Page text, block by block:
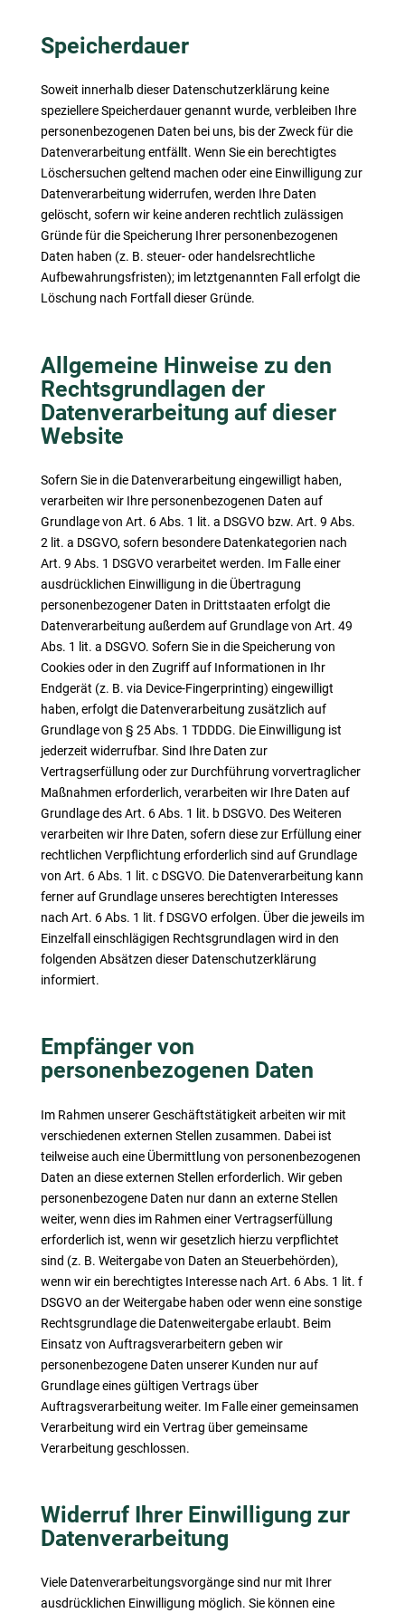
Speicherdauer
Soweit innerhalb dieser Datenschutzerklärung keine
speziellere Speicherdauer genannt wurde, verbleiben Ihre
personenbezogenen Daten bei uns, bis der Zweck für die
Datenverarbeitung entfällt. Wenn Sie ein berechtigtes
Löschersuchen geltend machen oder eine Einwilligung zur
Datenverarbeitung widerrufen, werden Ihre Daten
gelöscht, sofern wir keine anderen rechtlich zulässigen
Gründe für die Speicherung Ihrer personenbezogenen
Daten haben (z. B. steuer- oder handelsrechtliche
Aufbewahrungsfristen); im letztgenannten Fall erfolgt die
Löschung nach Fortfall dieser Gründe.
Allgemeine Hinweise zu den
Rechtsgrundlagen der
Datenverarbeitung auf dieser
Website
Sofern Sie in die Datenverarbeitung eingewilligt haben,
verarbeiten wir Ihre personenbezogenen Daten auf
Grundlage von Art. 6 Abs. 1 lit. a DSGVO bzw. Art. 9 Abs.
2 lit. a DSGVO, sofern besondere Datenkategorien nach
Art. 9 Abs. 1 DSGVO verarbeitet werden. Im Falle einer
ausdrücklichen Einwilligung in die Übertragung
personenbezogener Daten in Drittstaaten erfolgt die
Datenverarbeitung außerdem auf Grundlage von Art. 49
Abs. 1 lit. a DSGVO. Sofern Sie in die Speicherung von
Cookies oder in den Zugriff auf Informationen in Ihr
Endgerät (z. B. via Device-Fingerprinting) eingewilligt
haben, erfolgt die Datenverarbeitung zusätzlich auf
Grundlage von § 25 Abs. 1 TDDDG. Die Einwilligung ist
jederzeit widerrufbar. Sind Ihre Daten zur
Vertragserfüllung oder zur Durchführung vorvertraglicher
Maßnahmen erforderlich, verarbeiten wir Ihre Daten auf
Grundlage des Art. 6 Abs. 1 lit. b DSGVO. Des Weiteren
verarbeiten wir Ihre Daten, sofern diese zur Erfüllung einer
rechtlichen Verpflichtung erforderlich sind auf Grundlage
von Art. 6 Abs. 1 lit. c DSGVO. Die Datenverarbeitung kann
ferner auf Grundlage unseres berechtigten Interesses
nach Art. 6 Abs. 1 lit. f DSGVO erfolgen. Über die jeweils im
Einzelfall einschlägigen Rechtsgrundlagen wird in den
folgenden Absätzen dieser Datenschutzerklärung
informiert.
Empfänger von
personenbezogenen Daten
Im Rahmen unserer Geschäftstätigkeit arbeiten wir mit
verschiedenen externen Stellen zusammen. Dabei ist
teilweise auch eine Übermittlung von personenbezogenen
Daten an diese externen Stellen erforderlich. Wir geben
personenbezogene Daten nur dann an externe Stellen
weiter, wenn dies im Rahmen einer Vertragserfüllung
erforderlich ist, wenn wir gesetzlich hierzu verpflichtet
sind (z. B. Weitergabe von Daten an Steuerbehörden),
wenn wir ein berechtigtes Interesse nach Art. 6 Abs. 1 lit. f
DSGVO an der Weitergabe haben oder wenn eine sonstige
Rechtsgrundlage die Datenweitergabe erlaubt. Beim
Einsatz von Auftragsverarbeitern geben wir
personenbezogene Daten unserer Kunden nur auf
Grundlage eines gültigen Vertrags über
Auftragsverarbeitung weiter. Im Falle einer gemeinsamen
Verarbeitung wird ein Vertrag über gemeinsame
Verarbeitung geschlossen.
Widerruf Ihrer Einwilligung zur
Datenverarbeitung
Viele Datenverarbeitungsvorgänge sind nur mit Ihrer
ausdrücklichen Einwilligung möglich. Sie können eine